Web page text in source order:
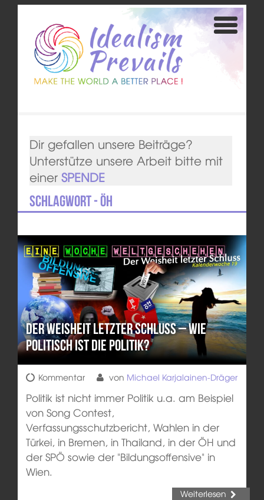
Dir gefallen unsere Beiträge?
Unterstütze unsere Arbeit bitte mit
einer SPENDE
Schlagwort - ÖH
Der Weisheit letzter Schluss – Wie
politisch ist die Politik?
Kommentar von Michael Karjalainen-Dräger
Politik ist nicht immer Politik u.a. am Beispiel
von Song Contest,
Verfassungsschutzbericht, Wahlen in der
Türkei, in Bremen, in Thailand, in der ÖH und
der SPÖ sowie der "Bildungsoffensive" in
Wien.
Weiterlesen